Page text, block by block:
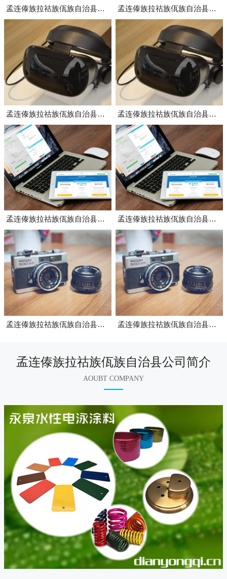
孟连傣族拉祜族佤族自治县电泳槽 孟连傣族拉祜族佤族自治县黑色电泳漆
孟连傣族拉祜族佤族自治县龙门式电泳流水线 孟连傣族拉祜族佤族自治县轨道式电泳流水线
孟连傣族拉祜族佤族自治县电泳漆助剂 孟连傣族拉祜族佤族自治县灰色电泳漆
孟连傣族拉祜族佤族自治县超滤膜芯 孟连傣族拉祜族佤族自治县阳极管
孟连傣族拉祜族佤族自治县公司简介
AOUBT COMPANY